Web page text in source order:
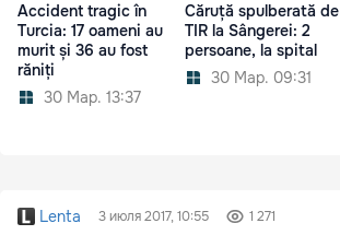
Accident tragic în
Turcia: 17 oameni au
murit și 36 au fost
răniți
30 Мар. 13:37
Căruță spulberată de
TIR la Sângerei: 2
persoane, la spital
30 Мар. 09:31
Lenta 3 июля 2017, 10:55 1 271